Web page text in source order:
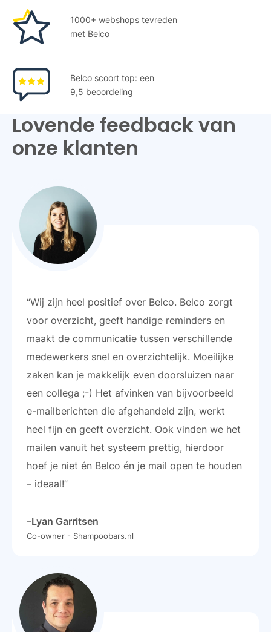
1000+ webshops tevreden
met Belco
Belco scoort top: een
9,5 beoordeling
Lovende feedback van
onze klanten
“Wij zijn heel positief over Belco. Belco zorgt
voor overzicht, geeft handige reminders en
maakt de communicatie tussen verschillende
medewerkers snel en overzichtelijk. Moeilijke
zaken kan je makkelijk even doorsluizen naar
een collega ;-) Het afvinken van bijvoorbeeld
e-mailberichten die afgehandeld zijn, werkt
heel fijn en geeft overzicht. Ook vinden we het
mailen vanuit het systeem prettig, hierdoor
hoef je niet én Belco én je mail open te houden
– ideaal!”
–Lyan Garritsen
Co-owner - Shampoobars.nl